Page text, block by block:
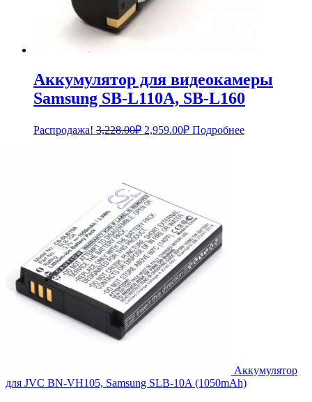
Аккумулятор для видеокамеры
Samsung SB-L110A, SB-L160
Распродажа! 3,228.00₽ Первоначальная
2,959.00₽Текущая
цена:
Подробнее
Аккумулятор
для JVC BN-VH105, Samsung SLB-10A (1050mAh)